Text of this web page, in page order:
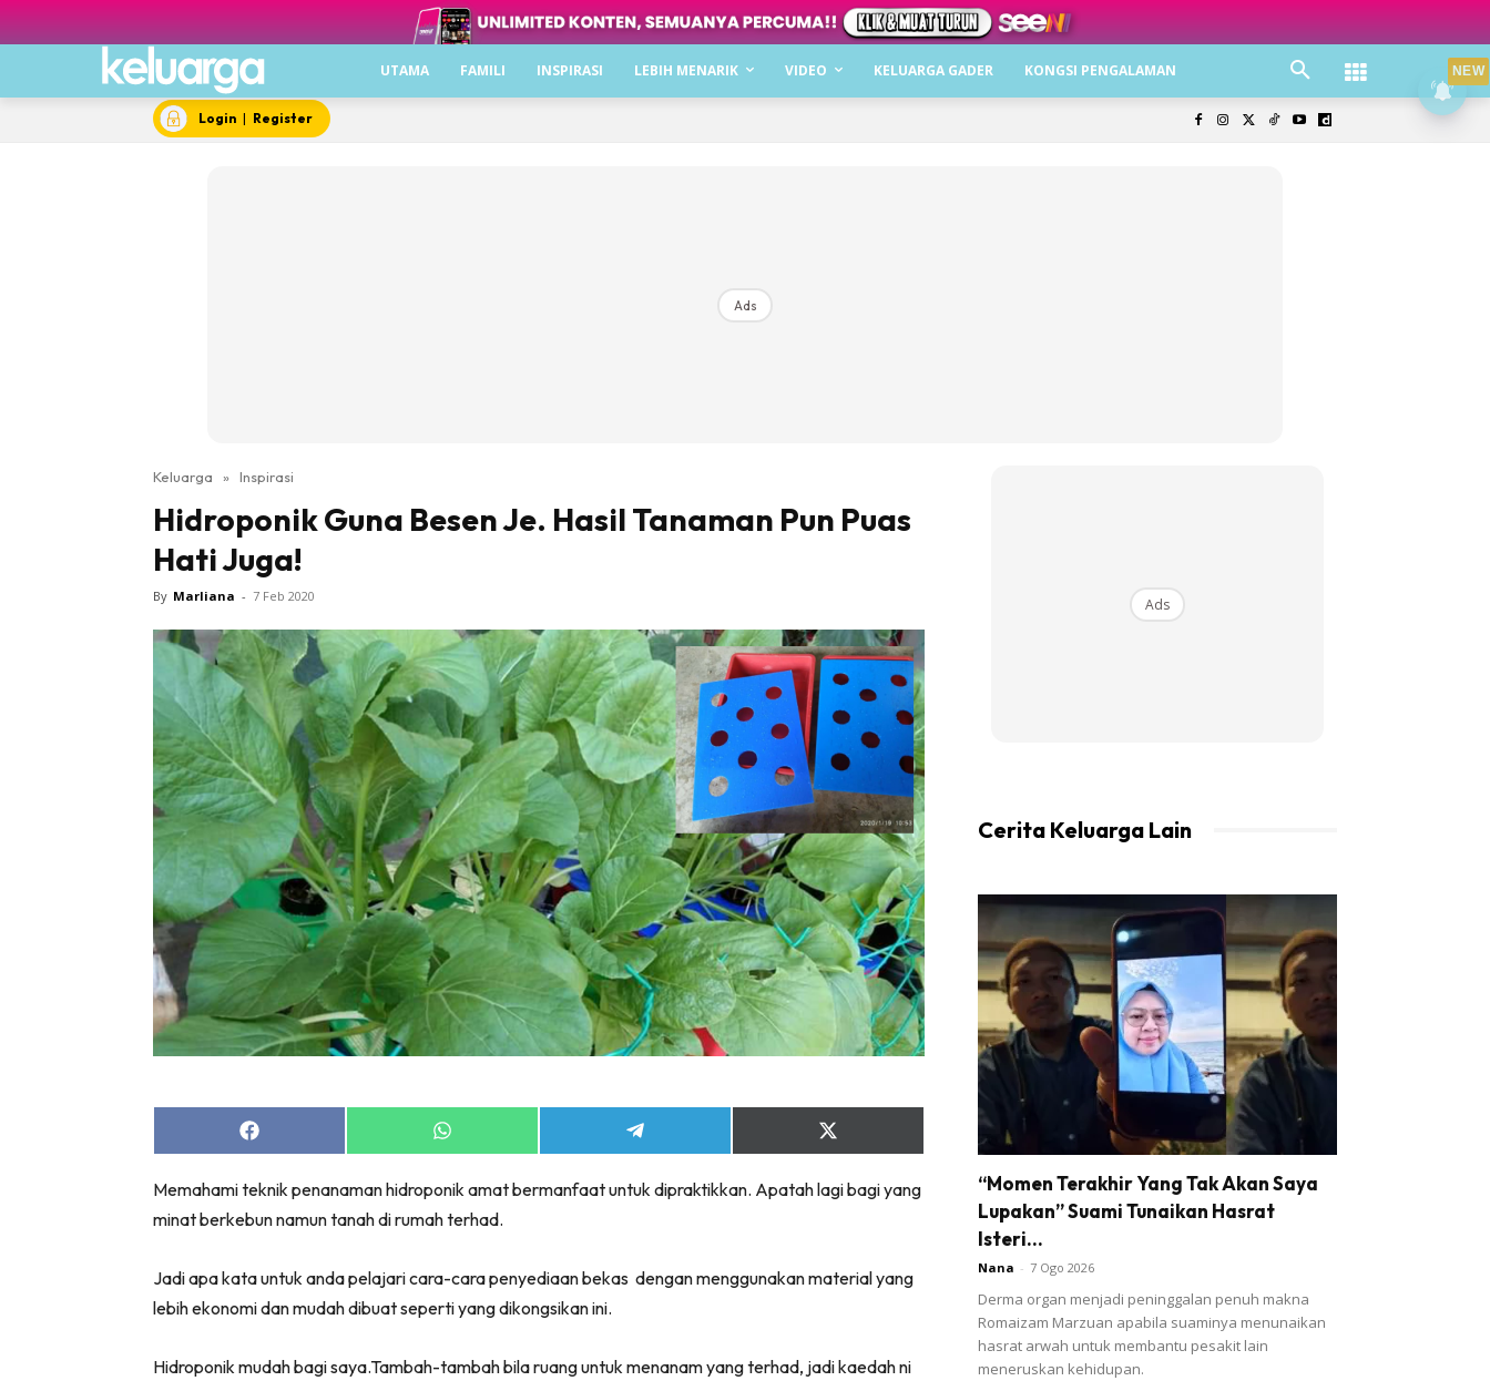
UTAMA FAMILI INSPIRASI LEBIH MENARIK VIDEO KELUARGA GADER KONGSI PENGALAMAN
Login | Register
Ads
Keluarga » Inspirasi
Hidroponik Guna Besen Je. Hasil Tanaman Pun Puas
Hati Juga!
By Marliana - 7 Feb 2020
Share
on
Share
on
Share
on
Share
on
(Twitter)
Memahami teknik penanaman hidroponik amat bermanfaat untuk dipraktikkan. Apatah lagi bagi yang
minat berkebun namun tanah di rumah terhad.
Jadi apa kata untuk anda pelajari cara-cara penyediaan bekas dengan menggunakan material yang
lebih ekonomi dan mudah dibuat seperti yang dikongsikan ini.
Hidroponik mudah bagi saya.Tambah-tambah bila ruang untuk menanam yang terhad, jadi kaedah ni
Ads
Cerita Keluarga Lain
“Momen Terakhir Yang Tak Akan Saya
Lupakan” Suami Tunaikan Hasrat
Isteri...
Nana - 7 Ogo 2026
Derma organ menjadi peninggalan penuh makna
Romaizam Marzuan apabila suaminya menunaikan
hasrat arwah untuk membantu pesakit lain
meneruskan kehidupan.
NEW